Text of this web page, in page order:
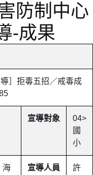
防制中心
-成果
導］拒毒五招／戒毒成
宣導對象
04>
國
小
海
宣導人員
許